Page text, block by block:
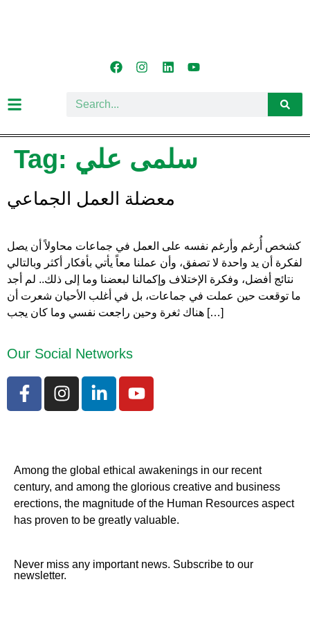
Tag: سلمى علي
معضلة العمل الجماعي
كشخص أُرغم وأرغم نفسه على العمل في جماعات محاولاً أن يصل
لفكرة أن يد واحدة لا تصفق، وأن عملنا معاً يأتي بأفكار أكثر وبالتالي
نتائج أفضل، وفكرة الإختلاف وإكمالنا لبعضنا وما إلى ذلك.. لم أجد
ما توقعت حين عملت في جماعات، بل في أغلب الأحيان شعرت أن
هناك ثغرة وحين راجعت نفسي وما كان يجب […]
Our Social Networks
Among the global ethical awakenings in our recent
century, and among the glorious creative and business
erections, the magnitude of the Human Resources aspect
has proven to be greatly valuable.
Never miss any important news. Subscribe to our
newsletter.